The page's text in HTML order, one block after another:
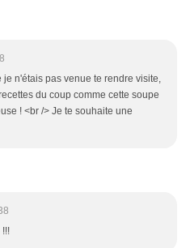
n'étais pas venue te rendre visite,
du coup comme cette soupe
! <br /> Je te souhaite une